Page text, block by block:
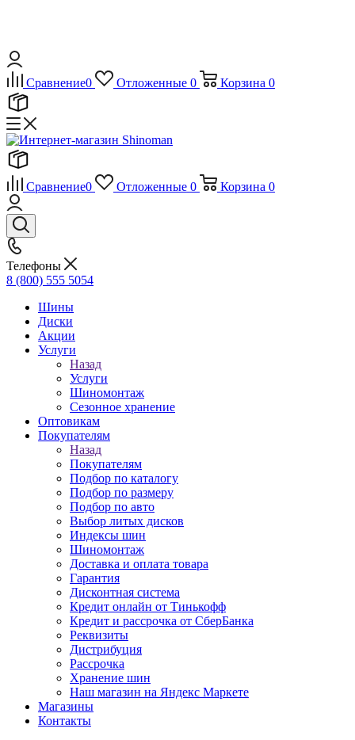
Сравнение0 Отложенные 0 Корзина 0
Сравнение0 Отложенные 0 Корзина 0
Телефоны
8 (800) 555 5054
Шины
Диски
Акции
Услуги
Назад
Услуги
Шиномонтаж
Сезонное хранение
Оптовикам
Покупателям
Назад
Покупателям
Подбор по каталогу
Подбор по размеру
Подбор по авто
Выбор литых дисков
Индексы шин
Шиномонтаж
Доставка и оплата товара
Гарантия
Дисконтная система
Кредит онлайн от Тинькофф
Кредит и рассрочка от СберБанка
Реквизиты
Дистрибуция
Рассрочка
Хранение шин
Наш магазин на Яндекс Маркете
Магазины
Контакты